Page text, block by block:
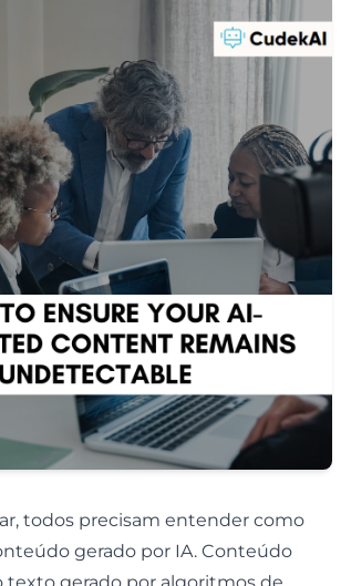
todos precisam entender como
gerado por IA. Conteúdo
texto gerado por algoritmos de